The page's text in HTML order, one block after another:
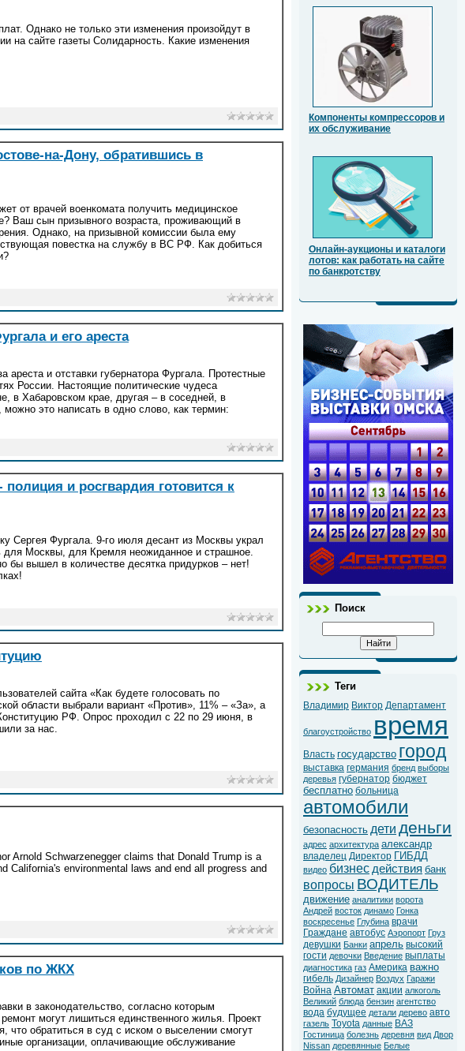
Однако не только эти изменения произойдут в
на сайте газеты Солидарность. Какие изменения
на-Дону, обратившись в
от врачей военкомата получить медицинское
Ваш сын призывного возраста, проживающий в
Однако, на призывной комиссии была ему
повестка на службу в ВС РФ. Как добиться
и его ареста
и отставки губернатора Фургала. Протестные
России. Настоящие политические чудеса
в Хабаровском крае, другая – в соседней, в
это написать в одно слово, как термин:
и росгвардия готовится к
Сергея Фургала. 9-го июля десант из Москвы украл
для Москвы, для Кремля неожиданное и страшное.
бы вышел в количестве десятка придурков – нет!
сайта «Как будете голосовать по
области выбрали вариант «Против», 11% – «За», а
РФ. Опрос проходил с 22 по 29 июня, в
за нас.
Arnold Schwarzenegger claims that Donald Trump is a
California's environmental laws and end all progress and
по ЖКХ
в законодательство, согласно которым
могут лишиться единственного жилья. Проект
что обратиться в суд с иском о выселении смогут
организации, оплачивающие обслуживание
Компоненты компрессоров и
их обслуживание
Онлайн-аукционы и каталоги
лотов: как работать на сайте
по банкротству
Поиск
Теги
Владимир Виктор Департамент
благоустройство время
Власть государство город
выставка германия бренд выборы
деревья губернатор бюджет
бесплатно больница
автомобили
безопасность дети деньги
адрес архитектура александр
владелец Директор ГИБДД
видео бизнесдействия банк
вопросы ВОДИТЕЛЬ
движение аналитики ворота
Андрей восток динамо Гонка
воскресенье Глубина врачи
Граждане автобус Аэропорт Груз
девушки Банки апрель высокий
гости девочки Введение выплаты
диагностика газ Америка важно
гибель Дизайнер Воздух Гаражи
Война Автомат акции алкоголь
Великий блюда бензин агентство
вода будущее детали дерево авто
газель Toyota данные ВАЗ
Гостиница болезнь деревня вид Двор
Nissan деревянные Белые